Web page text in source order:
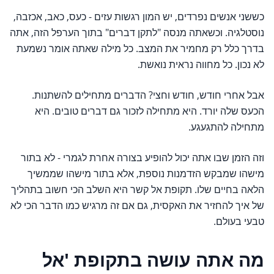
כששני אנשים נפרדים, יש המון רגשות עזים - כעס, כאב, אכזבה,
נוסטלגיה. וכשאתה מנסה "לתקן דברים" בתוך הערפל הזה, אתה
בדרך כלל רק מחמיר את המצב. כל מילה שאתה אומר נשמעת
לא נכון. כל מחווה נראית נואשת.
אבל אחרי חודש, חודש וחצי? הדברים מתחילים להשתנות.
הכעס שלה יורד. היא מתחילה לזכור גם דברים טובים. היא
מתחילה להתגעגע.
וזה הזמן שבו אתה יכול להופיע בצורה אחרת לגמרי - לא בתור
מישהו שמבקש הזדמנות נוספת, אלא בתור מישהו שממשיך
הלאה בחיים שלו. תקופת אל קשר היא השלב הכי חשוב בתהליך
של איך להחזיר את האקסית, גם אם זה מרגיש כמו הדבר הכי לא
טבעי בעולם.
מה אתה עושה בתקופת 'אל